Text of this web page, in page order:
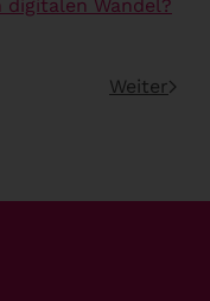
digitalen Wandel?
Weiter